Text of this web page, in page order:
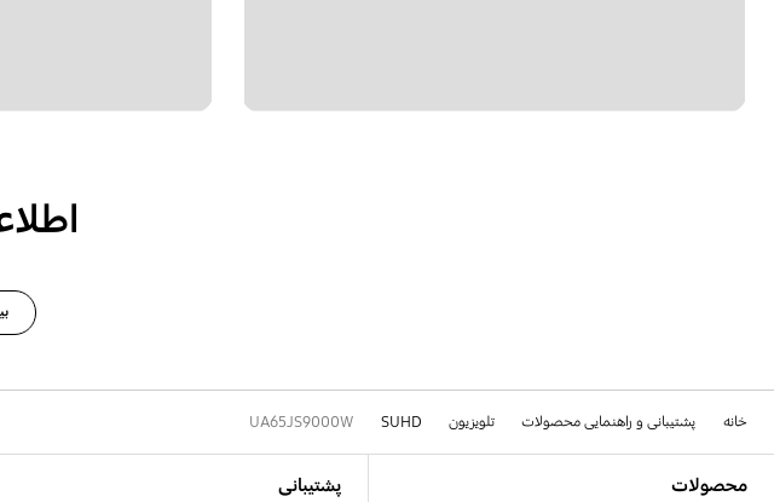
خانه پشتیبانی و راهنمایی محصولات تلویزیون SUHD
UA65JS9000W
محصولات پشتیبانی